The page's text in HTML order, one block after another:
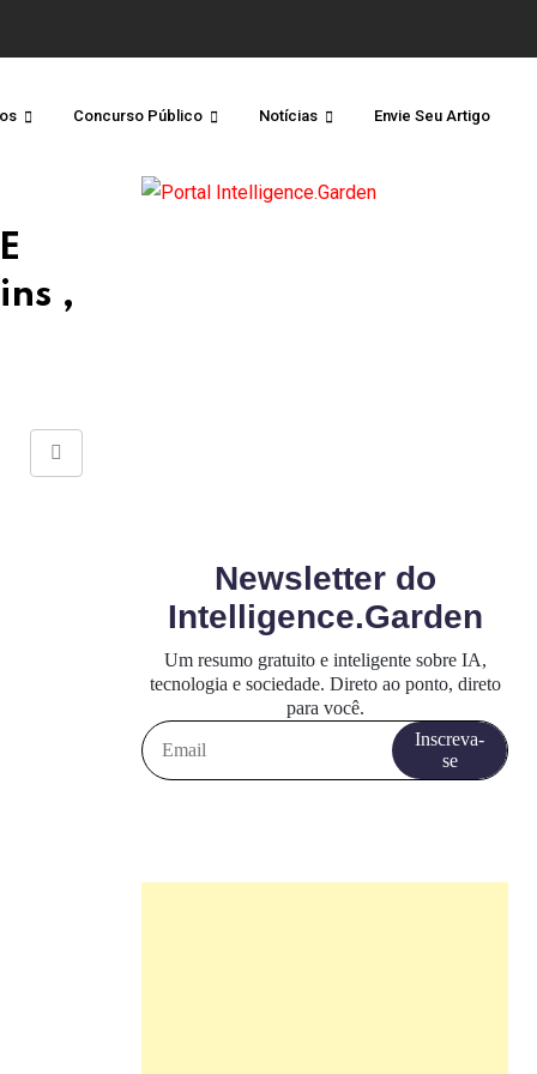
Concurso Público Notícias Envie Seu Artigo
,
Share